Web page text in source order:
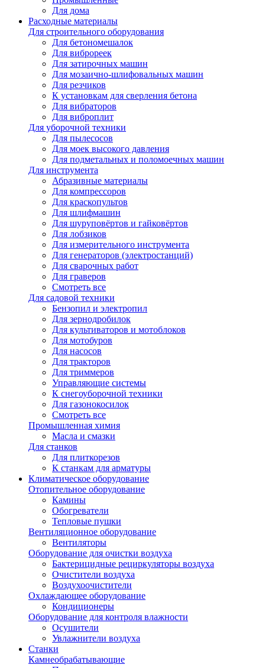
Для дома
Расходные материалы
Для строительного оборудования
Для бетономешалок
Для виброреек
Для затирочных машин
Для мозаично-шлифовальных машин
Для резчиков
К установкам для сверления бетона
Для вибраторов
Для виброплит
Для уборочной техники
Для пылесосов
Для моек высокого давления
Для подметальных и поломоечных машин
Для инструмента
Абразивные материалы
Для компрессоров
Для краскопультов
Для шлифмашин
Для шуруповёртов и гайковёртов
Для лобзиков
Для измерительного инструмента
Для генераторов (электростанций)
Для сварочных работ
Для граверов
Смотреть все
Для садовой техники
Бензопил и электропил
Для зернодробилок
Для культиваторов и мотоблоков
Для мотобуров
Для насосов
Для тракторов
Для триммеров
Управляющие системы
К снегоуборочной техники
Для газонокосилок
Смотреть все
Промышленная химия
Масла и смазки
Для станков
Для плиткорезов
К станкам для арматуры
Климатическое оборудование
Отопительное оборудование
Камины
Обогреватели
Тепловые пушки
Вентиляционное оборудование
Вентиляторы
Оборудование для очистки воздуха
Бактерицидные рециркуляторы воздуха
Очистители воздуха
Воздухоочистители
Охлаждающее оборудование
Кондиционеры
Оборудование для контроля влажности
Осушители
Увлажнители воздуха
Станки
Камнеобрабатывающие